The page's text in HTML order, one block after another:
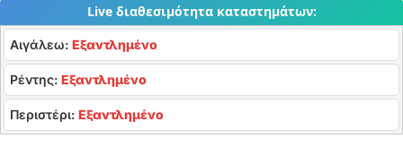
Live διαθεσιμότητα καταστημάτων:
Αιγάλεω: Εξαντλημένο
Ρέντης: Εξαντλημένο
Περιστέρι: Εξαντλημένο